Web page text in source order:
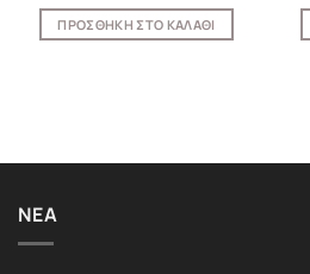
ΠΡΟΣΘΉΚΗ ΣΤΟ ΚΑΛΆΘΙ
ΝΈΑ